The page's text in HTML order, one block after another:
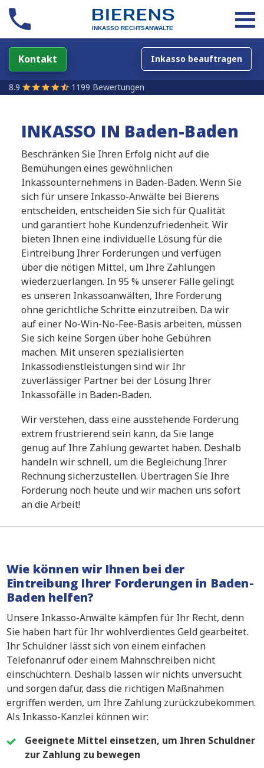
Kontakt Inkasso beauftragen
8.9 1199 Bewertungen
INKASSO IN Baden-Baden
Beschränken Sie Ihren Erfolg nicht auf die
Bemühungen eines gewöhnlichen
Inkassounternehmens in Baden-Baden. Wenn Sie
sich für unsere Inkasso-Anwälte bei Bierens
entscheiden, entscheiden Sie sich für Qualität
und garantiert hohe Kundenzufriedenheit. Wir
bieten Ihnen eine individuelle Lösung für die
Eintreibung Ihrer Forderungen und verfügen
über die nötigen Mittel, um Ihre Zahlungen
wiederzuerlangen. In 95 % unserer Fälle gelingt
es unseren Inkassoanwälten, Ihre Forderung
ohne gerichtliche Schritte einzutreiben. Da wir
auf einer No-Win-No-Fee-Basis arbeiten, müssen
Sie sich keine Sorgen über hohe Gebühren
machen. Mit unseren spezialisierten
Inkassodienstleistungen sind wir Ihr
zuverlässiger Partner bei der Lösung Ihrer
Inkassofälle in Baden-Baden.
Wir verstehen, dass eine ausstehende Forderung
extrem frustrierend sein kann, da Sie lange
genug auf Ihre Zahlung gewartet haben. Deshalb
handeln wir schnell, um die Begleichung Ihrer
Rechnung sicherzustellen. Übertragen Sie Ihre
Forderung noch heute und wir machen uns sofort
an die Arbeit!
Wie können wir Ihnen bei der
Eintreibung Ihrer Forderungen in Baden-
Baden helfen?
Unsere Inkasso-Anwälte kämpfen für Ihr Recht, denn
Sie haben hart für Ihr wohlverdientes Geld gearbeitet.
Ihr Schuldner lässt sich von einem einfachen
Telefonanruf oder einem Mahnschreiben nicht
einschüchtern. Deshalb lassen wir nichts unversucht
und sorgen dafür, dass die richtigen Maßnahmen
ergriffen werden, um Ihre Zahlung zurückzubekommen.
Als Inkasso-Kanzlei können wir:
Geeignete Mittel einsetzen, um Ihren Schuldner
zur Zahlung zu bewegen